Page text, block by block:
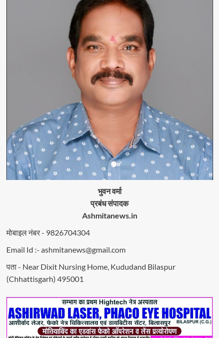
भुवन वर्मा
प्रबंध संपादक
Ashmitanews.in
मोबाइल नंबर - 9826704304
Email Id :- ashmitanews@gmail.com
पता - Near Dixit Nursing Home, Kududand Bilaspur
(Chhattisgarh) 495001